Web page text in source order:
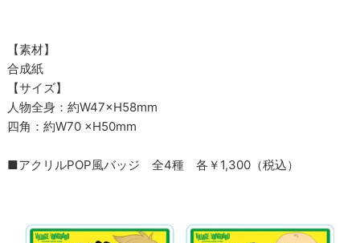
【素材】
合成紙
【サイズ】
人物全身：約W47×H58mm
四角：約W70 ×H50mm
■アクリルPOP風バッジ 全4種 各￥1,300（税込）